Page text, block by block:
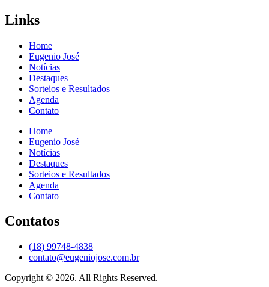
Links
Home
Eugenio José
Notícias
Destaques
Sorteios e Resultados
Agenda
Contato
Home
Eugenio José
Notícias
Destaques
Sorteios e Resultados
Agenda
Contato
Contatos
(18) 99748-4838
contato@eugeniojose.com.br
Copyright © 2026. All Rights Reserved.​